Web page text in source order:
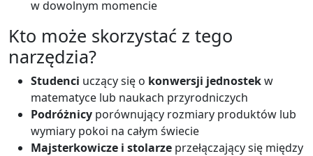
w dowolnym momencie
Kto może skorzystać z tego
narzędzia?
Studenci uczący się o konwersji jednostekw
matematyce lub naukach przyrodniczych
Podróżnicy porównujący rozmiary produktów lub
wymiary pokoi na całym świecie
Majsterkowicze i stolarze przełączający się między